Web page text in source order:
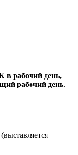
в рабочий день,
рабочий день.